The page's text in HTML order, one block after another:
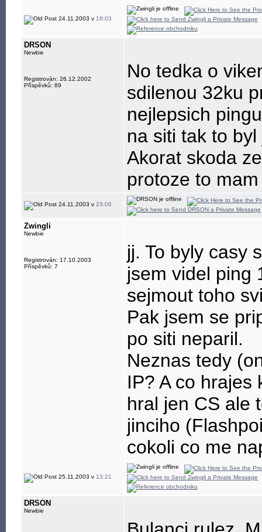
24.11.2003 v 19:03
DRSON
Newbie
Registrován: 26.12.2002
Příspěvků: 89
No tedka o
sdilenou 32ku
nejlepsich
na siti tak to
Akorat skoda
protoze to
24.11.2003 v 23:06
Zwingli
Newbie
Registrován: 17.10.2003
Příspěvků: 7
jj. To byly casy
jsem videl ping
sejmout toho
Pak jsem se
po siti neparil.
Neznas tedy
IP? A co hrajes
hral jen CS ale
jinciho
cokoli co me
25.11.2003 v 13:21
DRSON
Newbie